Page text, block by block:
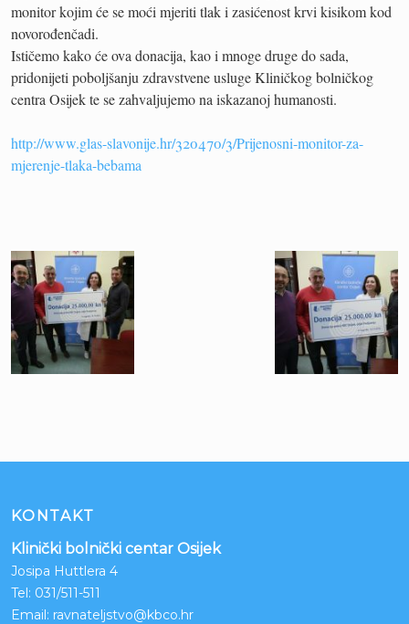
monitor kojim će se moći mjeriti tlak i zasićenost krvi kisikom kod
novorođenčadi.
Ističemo kako će ova donacija, kao i mnoge druge do sada,
pridonijeti poboljšanju zdravstvene usluge Kliničkog bolničkog
centra Osijek te se zahvaljujemo na iskazanoj humanosti.
http://www.glas-slavonije.hr/320470/3/Prijenosni-monitor-za-
mjerenje-tlaka-bebama
KONTAKT
Klinički bolnički centar Osijek
Josipa Huttlera 4
Tel: 031/511-511
Email: ravnateljstvo@kbco.hr